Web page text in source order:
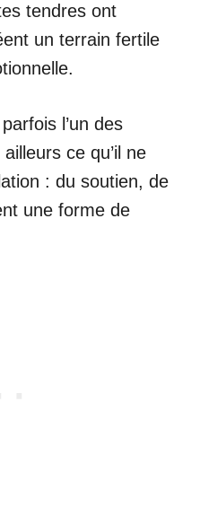
tendres ont
un terrain fertile
l’un des
ce qu’il ne
: du soutien, de
une forme de